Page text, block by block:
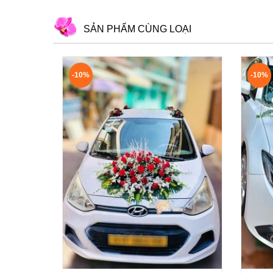
SẢN PHẨM CÙNG LOẠI
-10% -10%